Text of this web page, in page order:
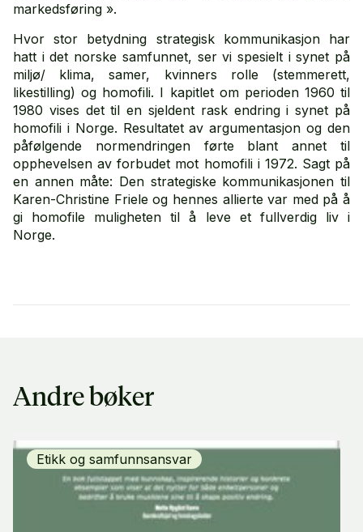
markedsføring ».
Hvor stor betydning strategisk kommunikasjon har
hatt i det norske samfunnet, ser vi spesielt i synet på
miljø/ klima, samer, kvinners rolle (stemmerett,
likestilling) og homofili. I kapitlet om perioden 1960 til
1980 vises det til en sjeldent rask endring i synet på
homofili i Norge. Resultatet av argumentasjon og den
påfølgende normendringen førte blant annet til
opphevelsen av forbudet mot homofili i 1972. Sagt på
en annen måte: Den strategiske kommunikasjonen til
Karen-Christine Friele og hennes allierte var med på å
gi homofile muligheten til å leve et fullverdig liv i
Norge.
Andre bøker
Etikk og samfunnsansvar